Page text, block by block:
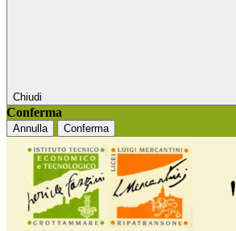
Chiudi
Conferma
Annulla Conferma